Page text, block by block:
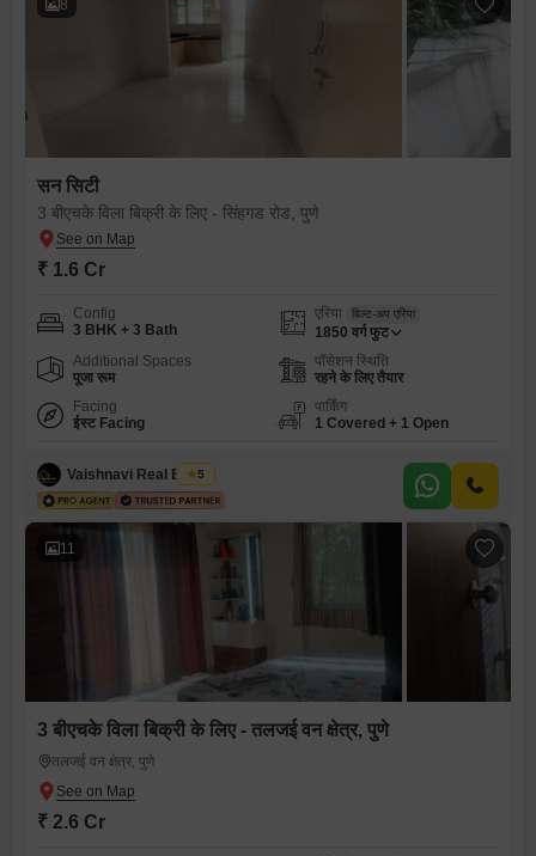
8
सन सिटी
3 बीएचके विला बिक्री के लिए - सिंहगड रोड, पुणे
₹ 1.6 Cr
Config
3 BHK + 3 Bath
एरिया बिल्ट-अप एरिया
1850 वर्ग फुट
Additional Spaces
पूजा रूम
पॉसेशन स्थिति
रहने के लिए तैयार
Facing
ईस्ट Facing
पार्किंग
1 Covered + 1 Open
Vaishnavi Real Estate
5
11
3 बीएचके विला बिक्री के लिए - तलजई वन क्षेत्र, पुणे
तलजई वन क्षेत्र, पुणे
₹ 2.6 Cr